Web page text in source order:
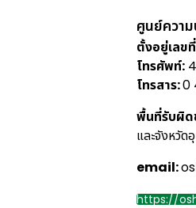
ศูนย์ควา
ตั้งอยู่เลข
โทรศัพท์:
โทรสาร:0
พื้นที่รับผิด
และจังหวัด
email:
https://